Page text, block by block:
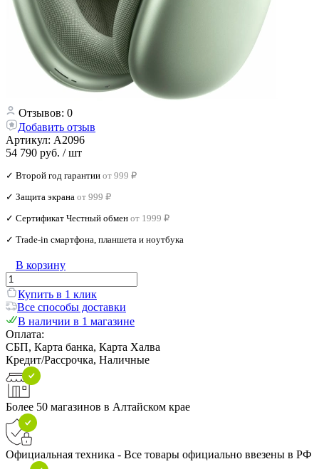
Отзывов: 0
Добавить отзыв
Артикул: A2096
54 790 руб. / шт
✓ Второй год гарантии от 999 ₽
✓ Защита экрана от 999 ₽
✓ Сертификат Честный обмен от 1999 ₽
✓ Trade‑in смартфона, планшета и ноутбука
В корзину
Купить в 1 клик
Все способы доставки
В наличии в 1 магазине
Оплата:
СБП, Карта банка, Карта Халва
Кредит/Рассрочка, Наличные
Более 50 магазинов в Алтайском крае
Официальная техника - Все товары официально ввезены в РФ